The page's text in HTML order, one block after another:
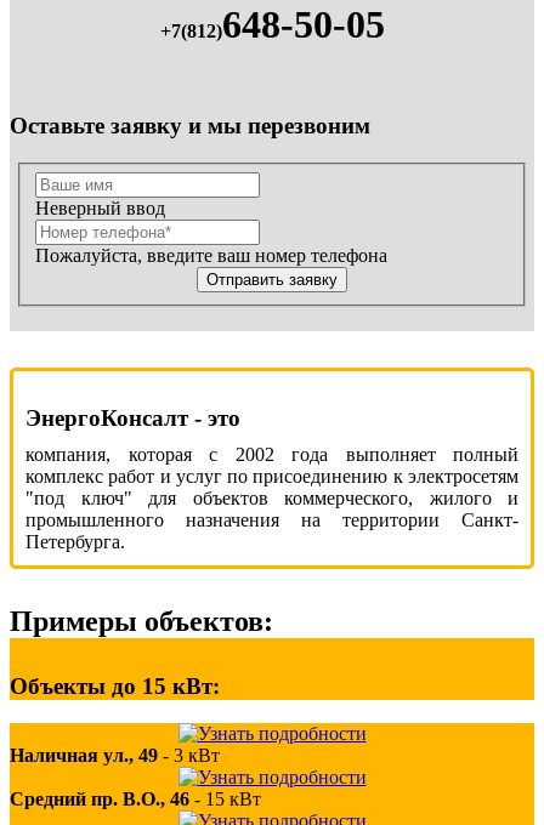
+7(812)648-50-05
Оставьте заявку и мы перезвоним
Неверный ввод
Пожалуйста, введите ваш номер телефона
Отправить заявку
ЭнергоКонсалт - это
компания, которая с 2002 года выполняет полный
комплекс работ и услуг по присоединению к электросетям
"под ключ" для объектов коммерческого, жилого и
промышленного назначения на территории Санкт-
Петербурга.
Примеры объектов:
Объекты до 15 кВт:
Наличная ул., 49 - 3 кВт
Средний пр. В.О., 46 - 15 кВт